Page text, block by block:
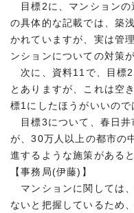
目標2に、マンションの
の具体的な記載では、築
かれていますが、実は管
ンションについての対策
次に、資料11で、目標2
とありますが、これは空
標1にしたほうがいいので
目標3について、春日井
が、30万人以上の都市の
進するような施策がある
【事務局(伊藤)】
マンションに関しては
ないと把握しているため